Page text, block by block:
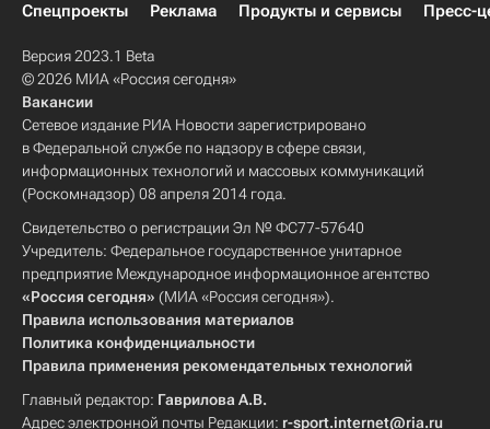
Спецпроекты
Реклама Продукты и сервисы Пресс-
Версия 2023.1 Beta
© 2026 МИА «Россия сегодня»
Вакансии
Сетевое издание РИА Новости зарегистрировано
в Федеральной службе по надзору в сфере связи,
информационных технологий и массовых коммуникаций
(Роскомнадзор) 08 апреля 2014 года.
Свидетельство о регистрации Эл № ФС77-57640
Учредитель: Федеральное государственное унитарное
предприятие Международное информационное агентство
«Россия сегодня» (МИА «Россия сегодня»).
Правила использования материалов
Политика конфиденциальности
Правила применения рекомендательных технологий
Главный редактор: Гаврилова А.В.
Адрес электронной почты Редакции: r-sport.internet@ria.ru